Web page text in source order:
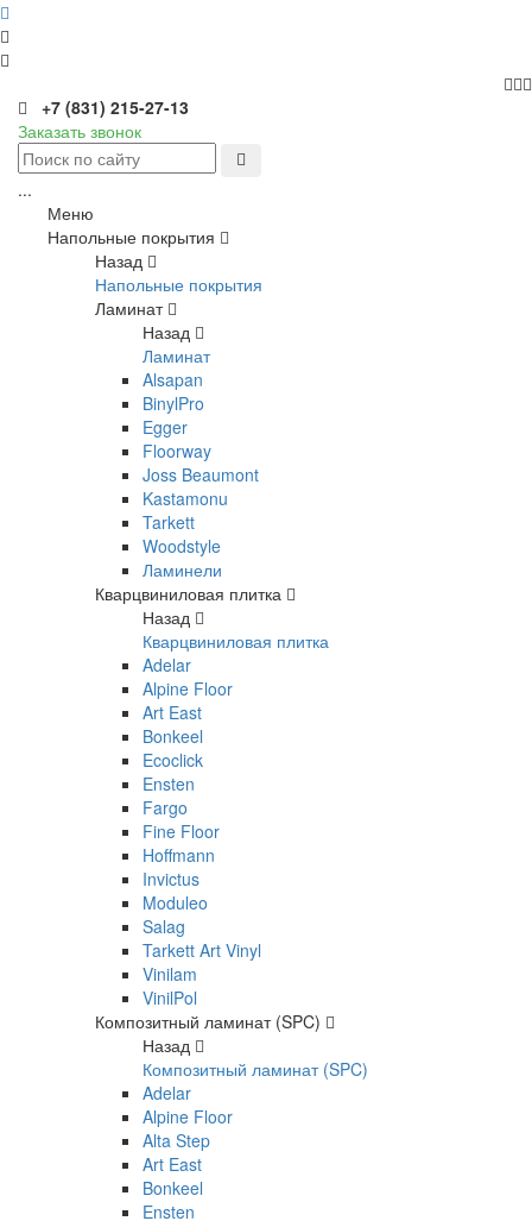
+7 (831) 215-27-13
Заказать звонок
...
Меню
Напольные покрытия
Назад
Напольные покрытия
Ламинат
Назад
Ламинат
Alsapan
BinylPro
Egger
Floorway
Joss Beaumont
Kastamonu
Tarkett
Woodstyle
Ламинели
Кварцвиниловая плитка
Назад
Кварцвиниловая плитка
Adelar
Alpine Floor
Art East
Bonkeel
Ecoclick
Ensten
Fargo
Fine Floor
Hoffmann
Invictus
Moduleo
Salag
Tarkett Art Vinyl
Vinilam
VinilPol
Композитный ламинат (SPC)
Назад
Композитный ламинат (SPC)
Adelar
Alpine Floor
Alta Step
Art East
Bonkeel
Ensten